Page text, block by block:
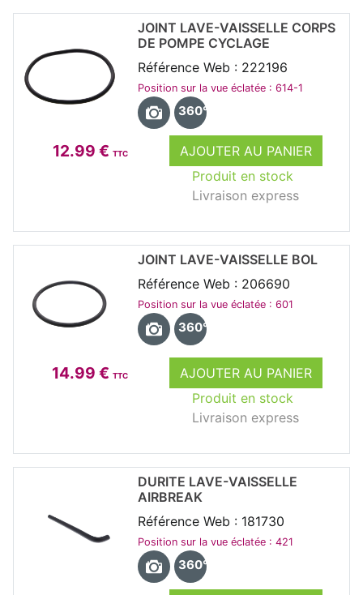
12.99 € TTC
AJOUTER AU PANIER
Produit en stock
Livraison express
JOINT LAVE-VAISSELLE CORPS
DE POMPE CYCLAGE
Référence Web : 222196
Position sur la vue éclatée : 614-1
360°
14.99 € TTC
AJOUTER AU PANIER
Produit en stock
Livraison express
JOINT LAVE-VAISSELLE BOL
Référence Web : 206690
Position sur la vue éclatée : 601
360°
DURITE LAVE-VAISSELLE
AIRBREAK
Référence Web : 181730
Position sur la vue éclatée : 421
360°